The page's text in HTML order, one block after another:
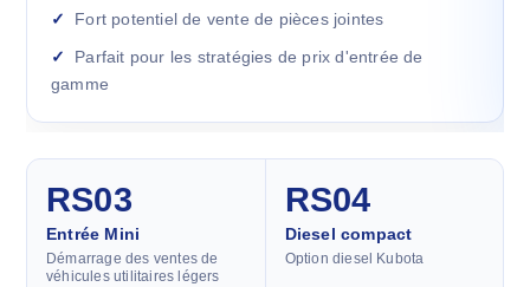
Fort potentiel de vente de pièces jointes
Parfait pour les stratégies de prix d'entrée de
gamme
RS03
Entrée Mini
Démarrage des ventes de
véhicules utilitaires légers
RS04
Diesel compact
Option diesel Kubota